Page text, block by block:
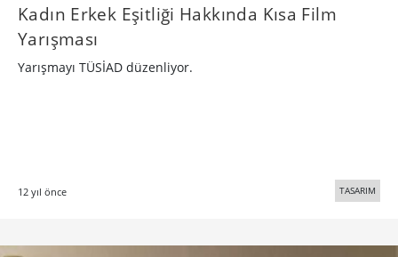
Kadın Erkek Eşitliği Hakkında Kısa Film
Yarışması
Yarışmayı TÜSİAD düzenliyor.
12 yıl önce TASARIM